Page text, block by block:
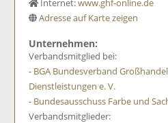
Internet:www.ghf-online.de
Adresse auf Karte zeigen
Unternehmen:
Verbandsmitglied bei:
- BGA Bundesverband
Dienstleistungen e. V.
- Bundesausschuss Farbe und
Verbandsmitglieder: